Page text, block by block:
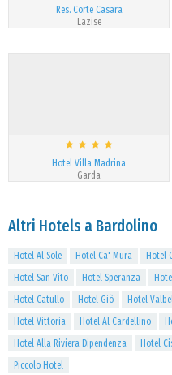
Res. Corte Casara
Lazise
Hotel Villa Madrina
Garda
Altri Hotels a Bardolino
Hotel Al Sole Hotel Ca' Mura Hotel
Hotel San Vito
Hotel Speranza
Hotel Catullo
Hotel Giò Hotel
Hotel Vittoria
Hotel Al Cardellino
Hotel Alla Riviera Dipendenza
Hotel
Piccolo Hotel